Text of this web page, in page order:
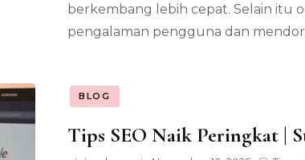
berkembang lebih cepat. Selain itu
pengalaman pengguna dan
BLOG
Tips SEO Naik Peringkat |